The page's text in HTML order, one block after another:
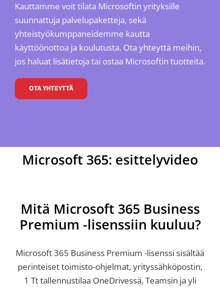
Kauttamme voit tilata Microsoftin yrityksille
suunnattuja palvelupaketteja, sekä
yhteistyökumppaneidemme kautta
käyttöönottoa ja koulutusta. Ota yhteyttä meihin,
jos haluat lisätietoja tai ostaa Microsoftin tuotteita.
OTA YHTEYTTÄ
Microsoft 365: esittelyvideo
Mitä Microsoft 365 Business
Premium -lisenssiin kuuluu?
Microsoft 365 Business Premium -lisenssi sisältää
perinteiset toimisto-ohjelmat, yrityssähköpostin,
1 Tt tallennustilaa OneDrivessä, Teamsin ja yli